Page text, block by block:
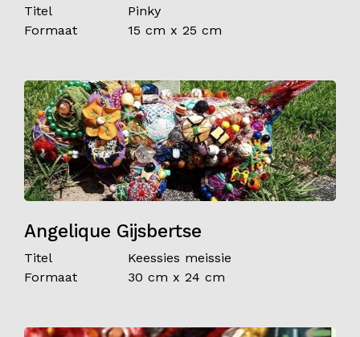
Titel
Pinky
Formaat
15 cm x 25 cm
Angelique Gijsbertse
Titel
Keessies meissie
Formaat
30 cm x 24 cm